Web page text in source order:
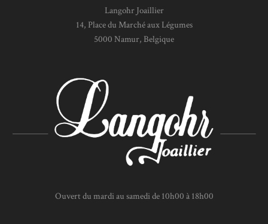
Langohr Joaillier
14, Place du Marché aux Légumes
5000 Namur, Belgique
Ouvert du mardi au samedi de 10h00 à 18h00